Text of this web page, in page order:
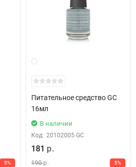
5%
Питательное средство GC
16мл
В наличии
Код: 20102005 GC
181 р.
190р. 5%